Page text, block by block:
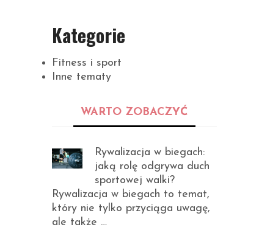
Kategorie
Fitness i sport
Inne tematy
WARTO ZOBACZYĆ
Rywalizacja w biegach:
jaką rolę odgrywa duch
sportowej walki?
Rywalizacja w biegach to temat,
który nie tylko przyciąga uwagę,
ale także …